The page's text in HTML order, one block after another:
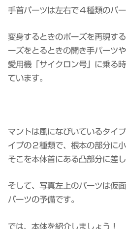
手首パーツは左右で４種類のパー
変身するときのポーズを再現す
ーズをとるときの開き手パーツ
愛用機「サイクロン号」に乗る
ています。
マントは風になびいているタイ
イプの２種類で、根本の部分に
そこを本体首にある凸部分に差し
そして、写真左上のパーツは仮
パーツの予備です。
では、本体を紹介しましょう！